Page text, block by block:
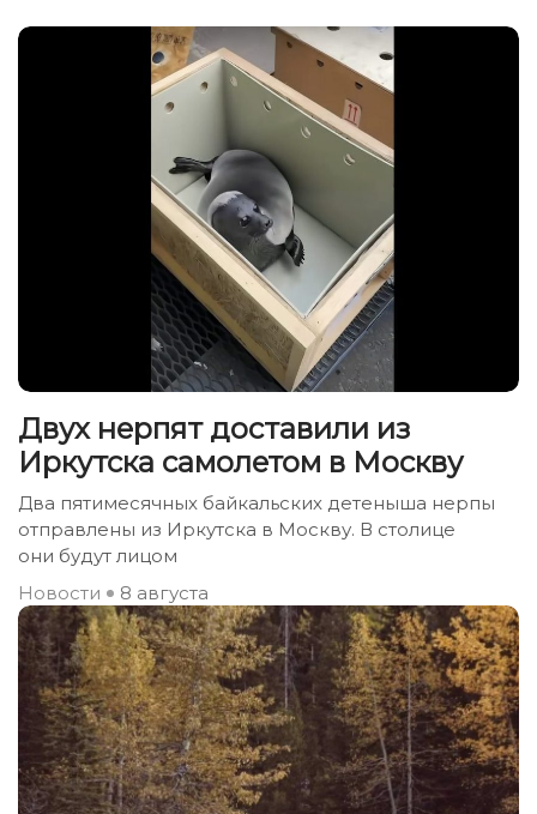
Двух нерпят доставили из
Иркутска самолетом в Москву
Два пятимесячных байкальских детеныша нерпы
отправлены из Иркутска в Москву. В столице
они будут лицом
Новости
8 августа